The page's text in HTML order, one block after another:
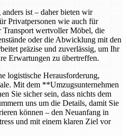
ist – daher bieten wir
Privatpersonen wie auch für
Transport wertvoller Möbel, die
oder die Abwicklung mit den
präzise und zuverlässig, um Ihr
Erwartungen zu übertreffen.
logistische Herausforderung,
Mit dem **Umzugsunternehmen
Sie sicher sein, dass nichts dem
uns um die Details, damit Sie
können – den Neuanfang in
und mit einem klaren Ziel vor